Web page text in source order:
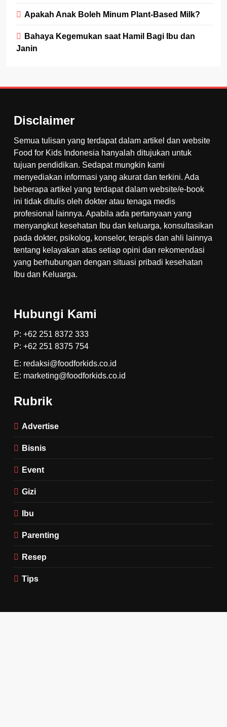
Apakah Anak Boleh Minum Plant-Based Milk?
Bahaya Kegemukan saat Hamil Bagi Ibu dan
Janin
Disclaimer
Semua tulisan yang terdapat dalam artikel dan website
Food for Kids Indonesia hanyalah ditujukan untuk
tujuan pendidikan. Sedapat mungkin kami
menyediakan informasi yang akurat dan terkini. Ada
beberapa artikel yang terdapat dalam website/e-book
ini tidak ditulis oleh dokter atau tenaga medis
profesional lainnya. Apabila ada pertanyaan yang
menyangkut kesehatan Ibu dan keluarga, konsultasikan
pada dokter, psikolog, konselor, terapis dan ahli lainnya
tentang kelayakan atas setiap opini dan rekomendasi
yang berhubungan dengan situasi pribadi kesehatan
Ibu dan Keluarga.
Hubungi Kami
P: +62 251 8372 333
P: +62 251 8375 754
E: redaksi@foodforkids.co.id
E: marketing@foodforkids.co.id
Rubrik
Advertise
Bisnis
Event
Gizi
Ibu
Parenting
Resep
Tips